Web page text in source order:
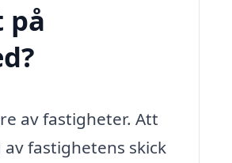
på
av fastigheter. Att
fastighetens skick